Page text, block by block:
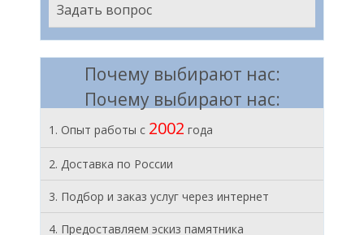
Задать вопрос
Почему выбирают нас:
Почему выбирают нас:
1. Опыт работы с 2002 года
2. Доставка по России
3. Подбор и заказ услуг через интернет
4. Предоставляем эскиз памятника